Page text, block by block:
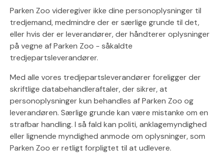
Parken Zoo videregiver ikke dine personoplysninger til
tredjemand, medmindre der er særlige grunde til det,
eller hvis der er leverandører, der håndterer oplysninger
på vegne af Parken Zoo - såkaldte
tredjepartsleverandører.
Med alle vores tredjepartsleverandører foreligger der
skriftlige databehandleraftaler, der sikrer, at
personoplysninger kun behandles af Parken Zoo og
leverandøren. Særlige grunde kan være mistanke om en
strafbar handling. I så fald kan politi, anklagemyndighed
eller lignende myndighed anmode om oplysninger, som
Parken Zoo er retligt forpligtet til at udlevere.